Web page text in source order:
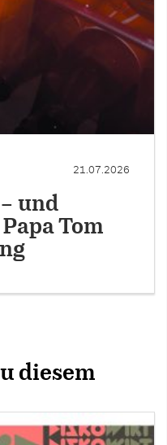
21.07.2026
und
Tom
diesem